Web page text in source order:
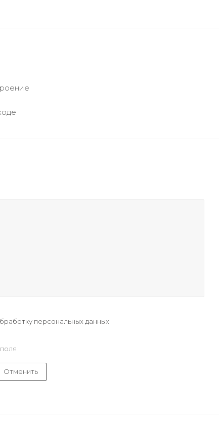
персональных данных
Отменить